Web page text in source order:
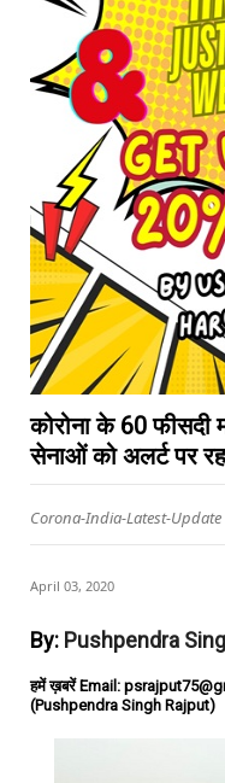
कोरोना के 60 फीसदी
सेनाओं को अलर्ट पर
Corona-India-Latest-Update
April 03, 2020
By: Pushpendra
हमें ख़बरें Email:
(Pushpendra Singh Rajput)